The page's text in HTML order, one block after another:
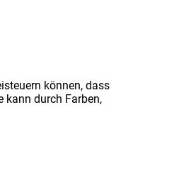
können, dass
kann durch Farben,